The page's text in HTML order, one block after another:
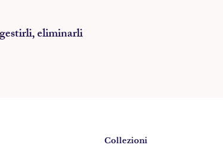
eliminarli
Collezioni